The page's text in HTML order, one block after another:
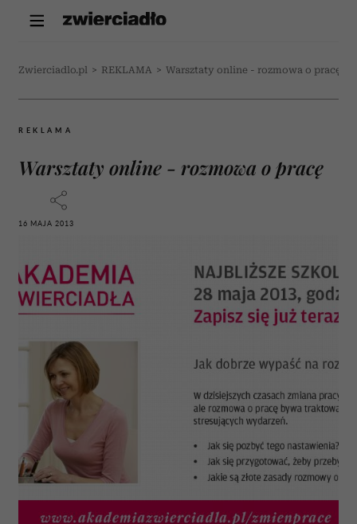
Zwierciadlo.pl > REKLAMA > Warsztaty online - rozmowa o pracę
REKLAMA
Warsztaty online - rozmowa o pracę
16 MAJA 2013